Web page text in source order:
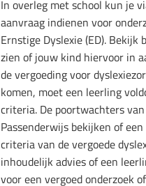
In overleg met school kun je
aanvraag indienen voor
Ernstige Dyslexie (ED).
zien of jouw kind hiervoor in
de vergoeding voor
komen, moet een leerling
criteria. De poortwachters
Passenderwijs bekijken of
criteria van de vergoede
inhoudelijk advies of een
voor een vergoed onderzoek